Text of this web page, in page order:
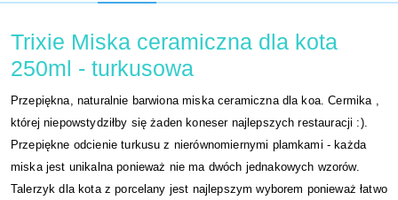
Trixie Miska ceramiczna dla kota
250ml - turkusowa
Przepiękna, naturalnie barwiona miska ceramiczna dla koa. Cermika ,
której niepowstydziłby się żaden koneser najlepszych restauracji :).
Przepiękne odcienie turkusu z nierównomiernymi plamkami - każda
miska jest unikalna ponieważ nie ma dwóch jednakowych wzorów.
Talerzyk dla kota z porcelany jest najlepszym wyborem ponieważ łatwo